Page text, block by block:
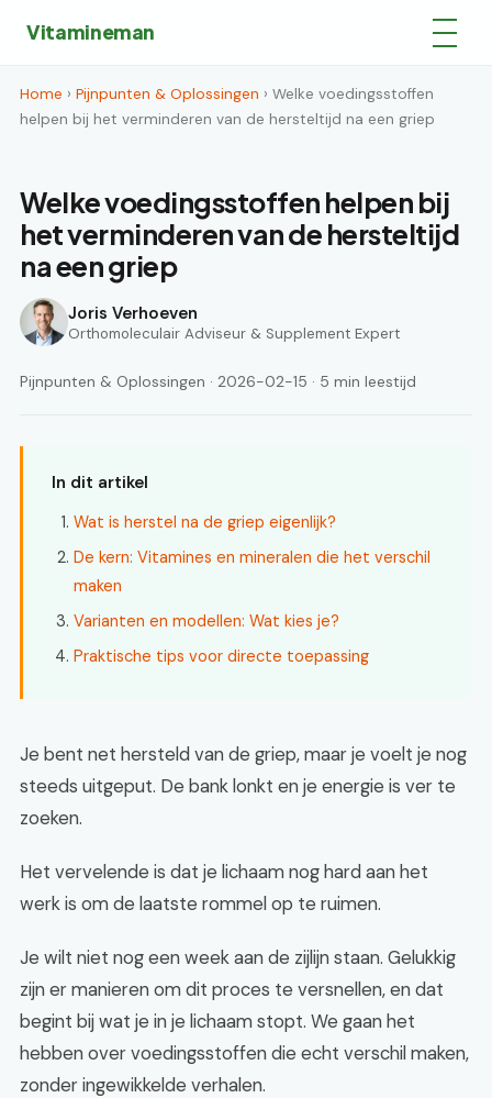
Vitamineman
Home › Pijnpunten & Oplossingen › Welke voedingsstoffen
helpen bij het verminderen van de hersteltijd na een griep
Welke voedingsstoffen helpen bij
het verminderen van de hersteltijd
na een griep
Joris Verhoeven
Orthomoleculair Adviseur & Supplement Expert
Pijnpunten & Oplossingen · 2026-02-15 · 5 min leestijd
In dit artikel
Wat is herstel na de griep eigenlijk?
De kern: Vitamines en mineralen die het verschil
maken
Varianten en modellen: Wat kies je?
Praktische tips voor directe toepassing
Je bent net hersteld van de griep, maar je voelt je nog
steeds uitgeput. De bank lonkt en je energie is ver te
zoeken.
Het vervelende is dat je lichaam nog hard aan het
werk is om de laatste rommel op te ruimen.
Je wilt niet nog een week aan de zijlijn staan. Gelukkig
zijn er manieren om dit proces te versnellen, en dat
begint bij wat je in je lichaam stopt. We gaan het
hebben over voedingsstoffen die echt verschil maken,
zonder ingewikkelde verhalen.